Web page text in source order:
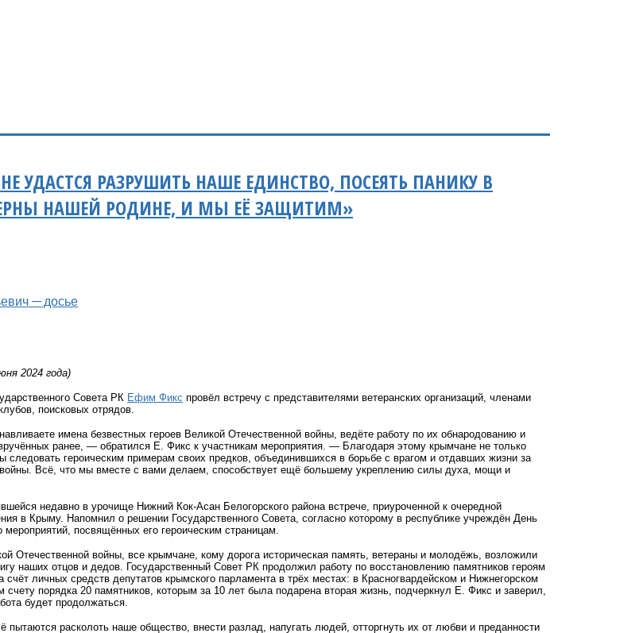
УДАСТСЯ РАЗРУШИТЬ НАШЕ ЕДИНСТВО, ПОСЕЯТЬ ПАНИКУ В
НАШЕЙ РОДИНЕ, И МЫ ЕЁ ЗАЩИТИМ»
— досье
2024 года)
Совета РК Ефим Фикс провёл встречу с представителями ветеранских организаций, членами
поисковых отрядов.
имена безвестных героев Великой Отечественной войны, ведёте работу по их обнародованию и
ранее, — обратился Е. Фикс к участникам мероприятия. — Благодаря этому крымчане не только
следовать героическим примерам своих предков, объединившихся в борьбе с врагом и отдавших жизни за
Всё, что мы вместе с вами делаем, способствует ещё большему укреплению силы духа, мощи и
недавно в урочище Нижний Кок-Асан Белогорского района встрече, приуроченной к очередной
в Крыму. Напомнил о решении Государственного Совета, согласно которому в республике учреждён День
посвящённых его героическим страницам.
Отечественной войны, все крымчане, кому дорога историческая память, ветераны и молодёжь, возложили
наших отцов и дедов. Государственный Совет РК продолжил работу по восстановлению памятников героям
личных средств депутатов крымского парламента в трёх местах: в Красногвардейском и Нижнегорском
порядка 20 памятников, которым за 10 лет была подарена вторая жизнь, подчеркнул Е. Фикс и заверил,
будет продолжаться.
расколоть наше общество, внести разлад, напугать людей, отторгнуть их от любви и преданности